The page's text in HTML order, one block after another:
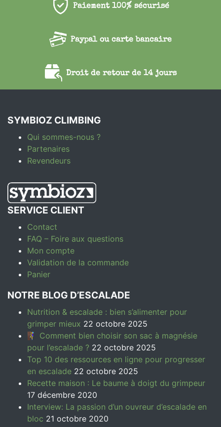
Paiement 100% sécurisé
Paypal ou carte bancaire
Droit de retour de 14 jours
SYMBIOZ CLIMBING
Qui sommes-nous ?
Partenaires
Revendeurs
SERVICE CLIENT
Contact
FAQ – Foire aux questions
Mon compte
Validation de la commande
Panier
NOTRE BLOG D’ESCALADE
Nutrition & escalade : bien s’alimenter pour
grimper mieux 22 octobre 2025
🧗‍♀️ Comment bien choisir son sac à magnésie
pour l’escalade ? 22 octobre 2025
Top 10 des ressources en ligne pour progresser
en escalade 22 octobre 2025
Recette maison : Le baume à doigt du grimpeur
17 décembre 2020
Interview: La passion d’un ouvreur d’escalade en
bloc 21 octobre 2020